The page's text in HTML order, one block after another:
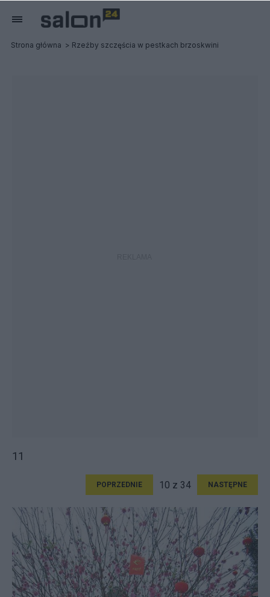
Strona główna Rzeźby szczęścia w pestkach brzoskwini
11
POPRZEDNIE 10 z 34 NASTĘPNE